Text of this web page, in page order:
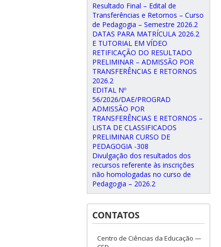
Resultado Final – Edital de
Transferências e Retornos – Curso
de Pedagogia – Semestre 2026.2
DATAS PARA MATRÍCULA 2026.2
E TUTORIAL EM VÍDEO
RETIFICAÇÃO DO RESULTADO
PRELIMINAR – ADMISSÃO POR
TRANSFERÊNCIAS E RETORNOS
2026.2
EDITAL Nº
56/2026/DAE/PROGRAD
ADMISSÃO POR
TRANSFERÊNCIAS E RETORNOS –
LISTA DE CLASSIFICADOS
PRELIMINAR CURSO DE
PEDAGOGIA -308
Divulgação dos resultados dos
recursos referente às inscrições
não homologadas no curso de
Pedagogia – 2026.2
CONTATOS
Centro de Ciências da Educação —